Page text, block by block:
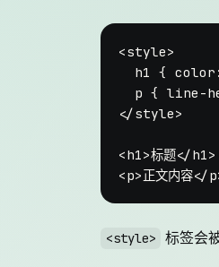
<style>
h1 { color
p { line-
</style>
<h1>标题</h1>
<p>正文内容</p
<style> 标签会